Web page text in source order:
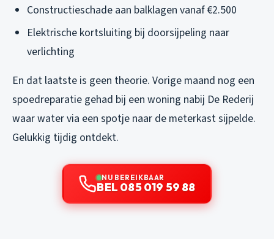
Constructieschade aan balklagen vanaf €2.500
Elektrische kortsluiting bij doorsijpeling naar
verlichting
En dat laatste is geen theorie. Vorige maand nog een
spoedreparatie gehad bij een woning nabij De Rederij
waar water via een spotje naar de meterkast sijpelde.
Gelukkig tijdig ontdekt.
NU BEREIKBAAR
BEL 085 019 59 88